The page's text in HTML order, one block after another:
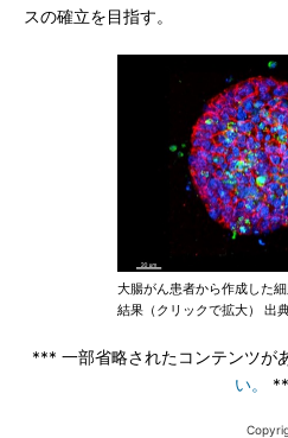
スの確立を目指す。
大腸がん患者から作成した
結果（クリックで拡大） 出
*** 一部省略されたコンテンツが
い。